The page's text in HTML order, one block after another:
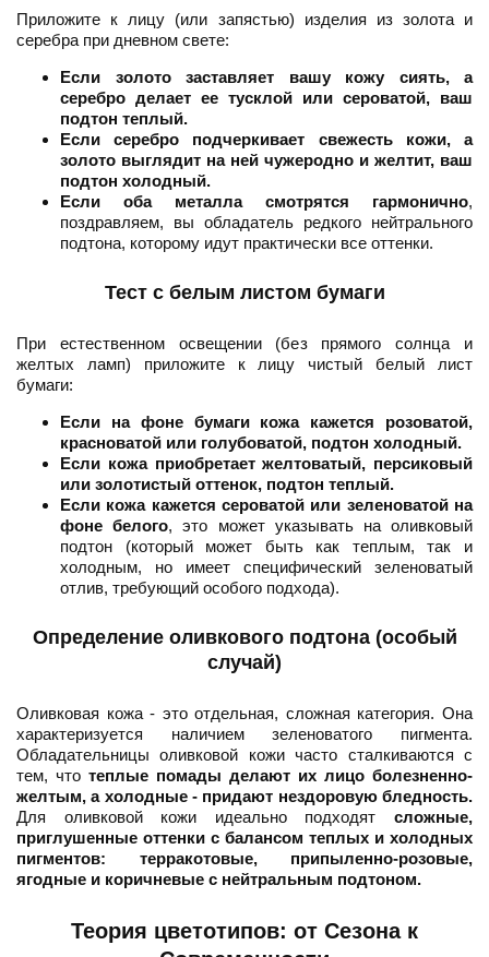
Приложите к лицу (или запястью) изделия из золота и
серебра при дневном свете:
Если золото заставляет вашу кожу сиять, а
серебро делает ее тусклой или сероватой, ваш
подтон теплый.
Если серебро подчеркивает свежесть кожи, а
золото выглядит на ней чужеродно и желтит, ваш
подтон холодный.
Если оба металла смотрятся гармонично,
поздравляем, вы обладатель редкого нейтрального
подтона, которому идут практически все оттенки.
Тест с белым листом бумаги
При естественном освещении (без прямого солнца и
желтых ламп) приложите к лицу чистый белый лист
бумаги:
Если на фоне бумаги кожа кажется розоватой,
красноватой или голубоватой, подтон холодный.
Если кожа приобретает желтоватый, персиковый
или золотистый оттенок, подтон теплый.
Если кожа кажется сероватой или зеленоватой на
фоне белого, это может указывать на оливковый
подтон (который может быть как теплым, так и
холодным, но имеет специфический зеленоватый
отлив, требующий особого подхода).
Определение оливкового подтона (особый
случай)
Оливковая кожа - это отдельная, сложная категория. Она
характеризуется наличием зеленоватого пигмента.
Обладательницы оливковой кожи часто сталкиваются с
тем, что теплые помады делают их лицо болезненно-
желтым, а холодные - придают нездоровую бледность.
Для оливковой кожи идеально подходят сложные,
приглушенные оттенки с балансом теплых и холодных
пигментов: терракотовые, припыленно-розовые,
ягодные и коричневые с нейтральным подтоном.
Теория цветотипов: от Сезона к